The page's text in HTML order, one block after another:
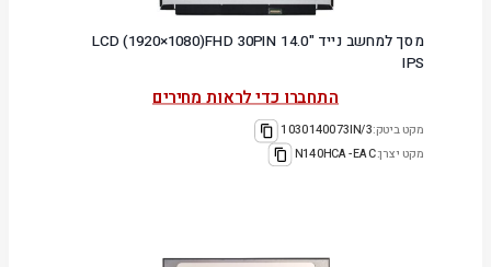
מסך למחשב נייד "14.0 LCD (1920×1080)FHD 30PIN
IPS
התחברו כדי לראות מחירים
מקט ביטק:1030140073IN/3
מקט יצרן:N140HCA-EAC